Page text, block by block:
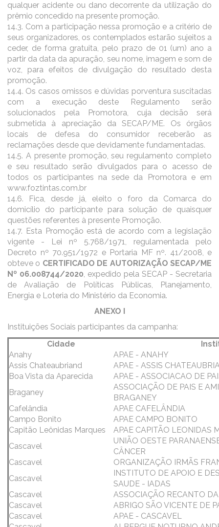
qualquer acidente ou dano decorrente da utilização do
prêmio concedido na presente promoção.
14.3. Com a participação nessa promoção e a critério de
seus organizadores, os contemplados estarão sujeitos a
ceder, de forma gratuita, pelo prazo de 01 (um) ano a
partir da data da apuração, seu nome, imagem e som de
voz, para efeitos de divulgação do resultado desta
promoção.
14.4. Os casos omissos e dúvidas porventura suscitadas
com a execução deste Regulamento serão
solucionados pela Promotora, cuja decisão será
submetida à apreciação da SECAP/ME. Os órgãos
locais de defesa do consumidor receberão as
reclamações desde que devidamente fundamentadas.
14.5. A presente promoção, seu regulamento completo
e seu resultado serão divulgados para o acesso de
todos os participantes na sede da Promotora e em
www.foztintas.com.br
14.6. Fica, desde já, eleito o foro da Comarca do
domicílio do participante para solução de quaisquer
questões referentes à presente Promoção.
14.7. Esta Promoção está de acordo com a legislação
vigente - Lei nº 5.768/1971, regulamentada pelo
Decreto nº 70.951/1972 e Portaria MF nº. 41/2008, e
obteve o CERTIFICADO DE AUTORIZAÇÃO SECAP/ME
Nº 06.008744/2020, expedido pela SECAP - Secretaria
de Avaliação de Políticas Públicas, Planejamento,
Energia e Loteria do Ministério da Economia.
ANEXO I
Instituições Sociais participantes da campanha:
Cidade
Anahy
APAE - ANAHY
Assis Chateaubriand
APAE - ASSIS
Boa Vista da Aparecida
APAE - ASSOCIACAO DE
Braganey
ASSOCIAÇÃO DE PAIS E
BRAGANEY
Cafelândia
APAE CAFELÂNDIA
Campo Bonito
APAE CAMPO BONITO
Capitão Leônidas Marques
APAE CAPITÃO LEONIDAS
Cascavel
UNIÃO OESTE
CÂNCER
Cascavel
ORGANIZAÇÃO IRMÃS
Cascavel
INSTITUTO DE APOIO E
SAUDE - IADAS
Cascavel
ASSOCIAÇÃO RECANTO
Cascavel
ABRIGO SÃO VICENTE DE
Cascavel
APAE - CASCAVEL